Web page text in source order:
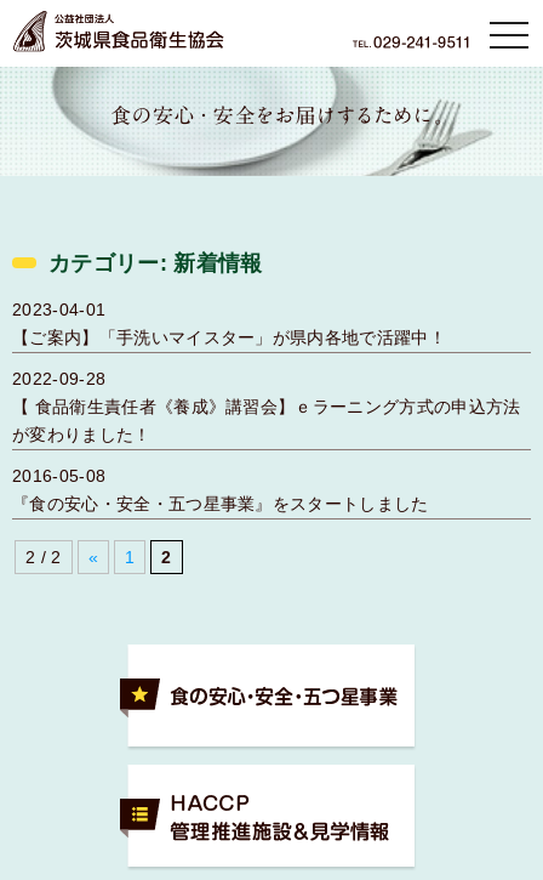
本文へ
カテゴリー:新着情報
2023-04-01
【ご案内】「手洗いマイスター」が県内各地で活躍中！
2022-09-28
【 食品衛生責任者《養成》講習会】ｅラーニング方式の申込方法
が変わりました！
2016-05-08
『食の安心・安全・五つ星事業』をスタートしました
2 / 2 « 1 2